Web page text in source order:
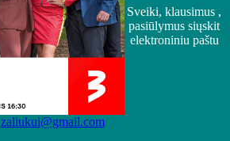
Sveiki, klausimus ,
pasiūlymus siųskit
elektroniniu paštu
zaliukui@gmail.com